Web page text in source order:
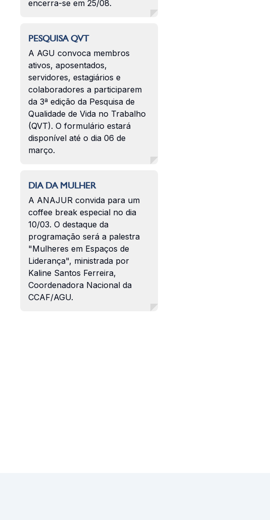
encerra-se em 25/08.
PESQUISA QVT
A AGU convoca membros
ativos, aposentados,
servidores, estagiários e
colaboradores a participarem
da 3ª edição da Pesquisa de
Qualidade de Vida no Trabalho
(QVT). O formulário estará
disponível até o dia 06 de
março.
DIA DA MULHER
A ANAJUR convida para um
coffee break especial no dia
10/03. O destaque da
programação será a palestra
"Mulheres em Espaços de
Liderança", ministrada por
Kaline Santos Ferreira,
Coordenadora Nacional da
CCAF/AGU.